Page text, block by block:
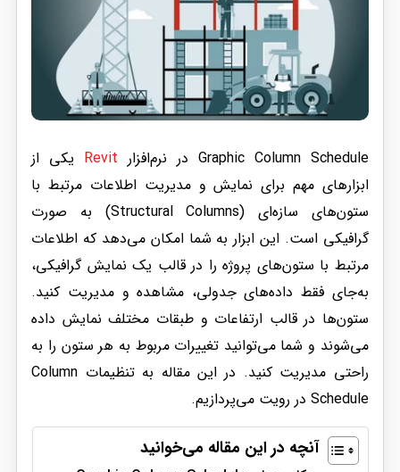
Graphic Column Schedule در نرم‌افزار Revit یکی از
ابزارهای مهم برای نمایش و مدیریت اطلاعات مرتبط با
ستون‌های سازه‌ای (Structural Columns) به صورت
گرافیکی است. این ابزار به شما امکان می‌دهد که اطلاعات
مرتبط با ستون‌های پروژه را در قالب یک نمایش گرافیکی،
به‌جای فقط داده‌های جدولی، مشاهده و مدیریت کنید.
ستون‌ها در قالب ارتفاعات و طبقات مختلف نمایش داده
می‌شوند و شما می‌توانید تغییرات مربوط به هر ستون را به
راحتی مدیریت کنید. در این مقاله به تنظیمات Column
Schedule در رویت می‌پردازیم.
آنچه در این مقاله می‌خوانید